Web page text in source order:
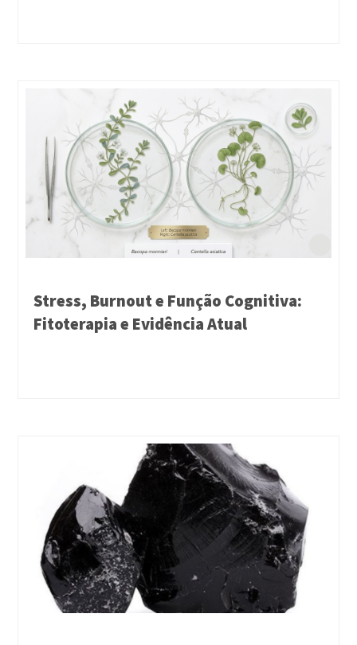
Stress, Burnout e Função Cognitiva:
Fitoterapia e Evidência Atual